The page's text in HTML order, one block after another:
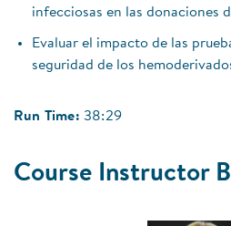
infecciosas en las donaciones
Evaluar el impacto de las
seguridad de los
Run Time: 38:29
Course Instructor